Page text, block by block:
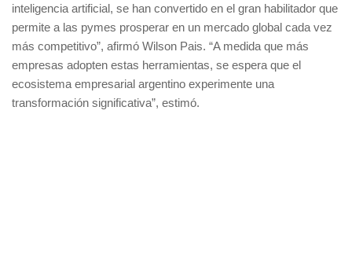
inteligencia artificial, se han convertido en el gran habilitador que
permite a las pymes prosperar en un mercado global cada vez
más competitivo”, afirmó Wilson Pais. “A medida que más
empresas adopten estas herramientas, se espera que el
ecosistema empresarial argentino experimente una
transformación significativa”, estimó.